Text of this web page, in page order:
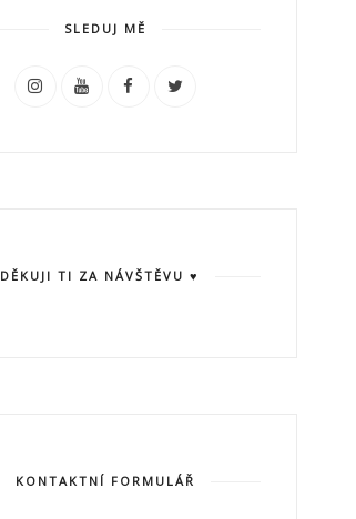
SLEDUJ MĚ
DĚKUJI TI ZA NÁVŠTĚVU ♥
KONTAKTNÍ FORMULÁŘ